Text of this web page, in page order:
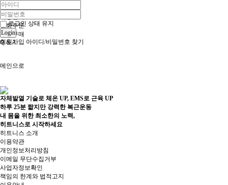
FAQ
이용안내
전화주문
대량구매
Q & A
로그인 상태 유지
Login
회원가입 아이디/비밀번호 찾기
메인으로
자체발열 기술로 체온 UP, EMS로 근육 UP
하루 25분 짧지만 강력한 복근운동
내 몸을 위한 최소한의 노력,
히트니스로 시작하세요
히트니스 소개
이용약관
개인정보처리방침
이메일 무단수집거부
사업자정보확인
책임의 한계와 법적고지